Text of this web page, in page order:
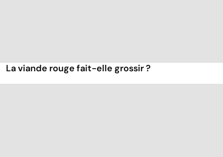
La viande rouge fait-elle grossir ?